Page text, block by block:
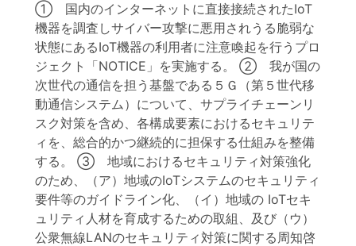
① 国内のインターネットに直接接続されたIoT
機器を調査しサイバー攻撃に悪用されうる脆弱な
状態にあるIoT機器の利用者に注意喚起を行うプロ
ジェクト「NOTICE」を実施する。 ② 我が国の
次世代の通信を担う基盤である５Ｇ（第５世代移
動通信システム）について、サプライチェーンリ
スク対策を含め、各構成要素におけるセキュリテ
ィを、総合的かつ継続的に担保する仕組みを整備
する。 ③ 地域におけるセキュリティ対策強化
のため、（ア）地域のIoTシステムのセキュリティ
要件等のガイドライン化、（イ）地域の IoTセキ
ュリティ人材を育成するための取組、及び（ウ）
公衆無線LANのセキュリティ対策に関する周知啓